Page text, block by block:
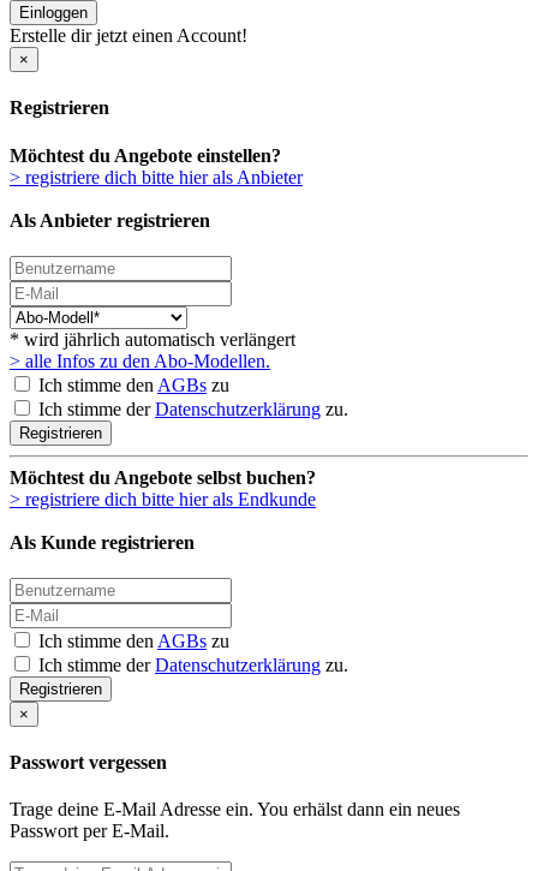
Einloggen
Erstelle dir jetzt einen Account!
×
Registrieren
Möchtest du Angebote einstellen?
> registriere dich bitte hier als Anbieter
Als Anbieter registrieren
* wird jährlich automatisch verlängert
> alle Infos zu den Abo-Modellen.
Ich stimme den AGBs zu
Ich stimme derDatenschutzerklärung zu.
Registrieren
Möchtest du Angebote selbst buchen?
> registriere dich bitte hier als Endkunde
Als Kunde registrieren
Ich stimme den AGBs zu
Ich stimme derDatenschutzerklärung zu.
Registrieren
×
Passwort vergessen
Trage deine E-Mail Adresse ein. You erhälst dann ein neues
Passwort per E-Mail.